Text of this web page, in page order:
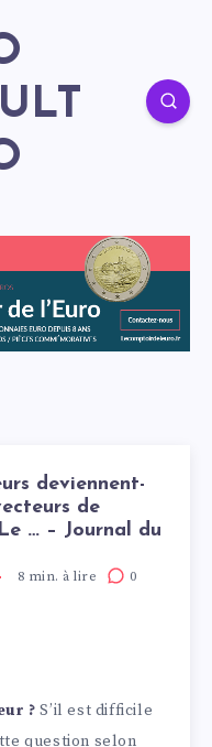
deviennent-
de
… – Journal du
8 min. à lire
0
? S’il est difficile
question selon